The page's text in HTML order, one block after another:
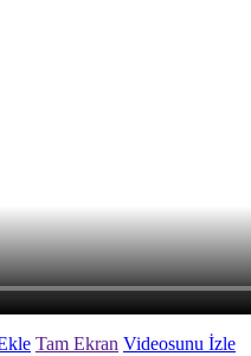
Oyunları Oyunu
Tam Ekran Videosunu İzle